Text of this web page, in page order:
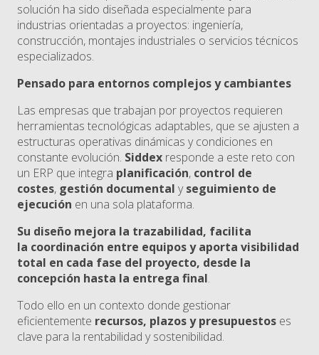
solución ha sido diseñada especialmente para
industrias orientadas a proyectos: ingeniería,
construcción, montajes industriales o servicios técnicos
especializados.
Pensado para entornos complejos y cambiantes
Las empresas que trabajan por proyectos requieren
herramientas tecnológicas adaptables, que se ajusten a
estructuras operativas dinámicas y condiciones en
constante evolución. Siddex responde a este reto con
un ERP que integra planificación, control de
costes, gestión documental yseguimiento de
ejecución en una sola plataforma.
Su diseño mejora la trazabilidad, facilita
la coordinación entre equipos y aporta visibilidad
total en cada fase del proyecto, desde la
concepción hasta la entrega final.
Todo ello en un contexto donde gestionar
eficientemente recursos, plazos y presupuestos es
clave para la rentabilidad y sostenibilidad.